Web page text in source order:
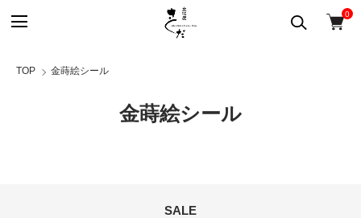
0
TOP 金蒔絵シール
金蒔絵シール
SALE